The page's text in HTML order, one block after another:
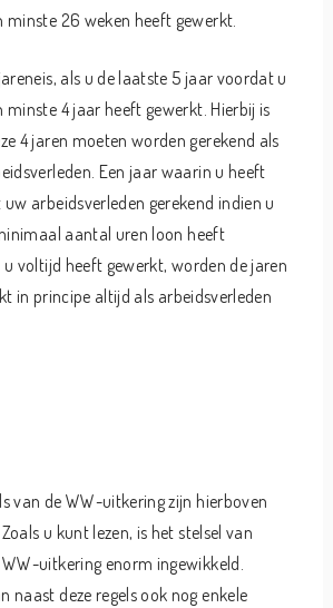
minste 26 weken heeft gewerkt.
als u de laatste 5 jaar voordat u
minste 4 jaar heeft gewerkt. Hierbij is
4 jaren moeten worden gerekend als
Een jaar waarin u heeft
arbeidsverleden gerekend indien u
aantal uren loon heeft
voltijd heeft gewerkt, worden de jaren
in principe altijd als arbeidsverleden
van de WW-uitkering zijn hierboven
u kunt lezen, is het stelsel van
uitkering enorm ingewikkeld.
naast deze regels ook nog enkele